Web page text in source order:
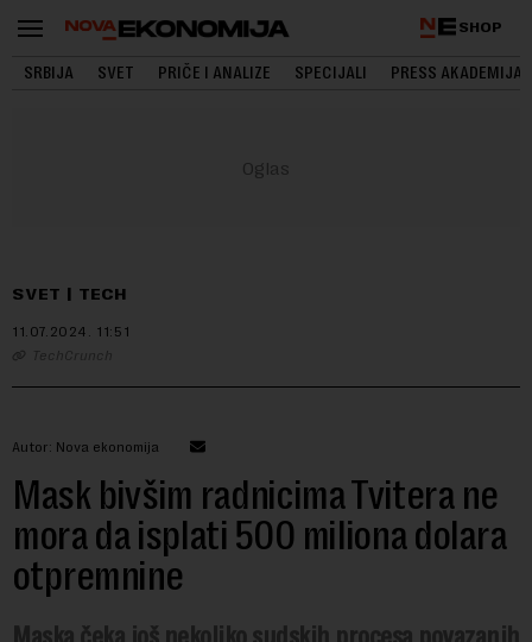
SHOP
SRBIJA SVET PRIČE I ANALIZE SPECIJALI PRESS AKADEMIJA
SVET TECH
11.07.2024. 11:51
TechCrunch
Autor: Nova ekonomija
Mask bivšim radnicima Tvitera ne
mora da isplati 500 miliona dolara
otpremnine